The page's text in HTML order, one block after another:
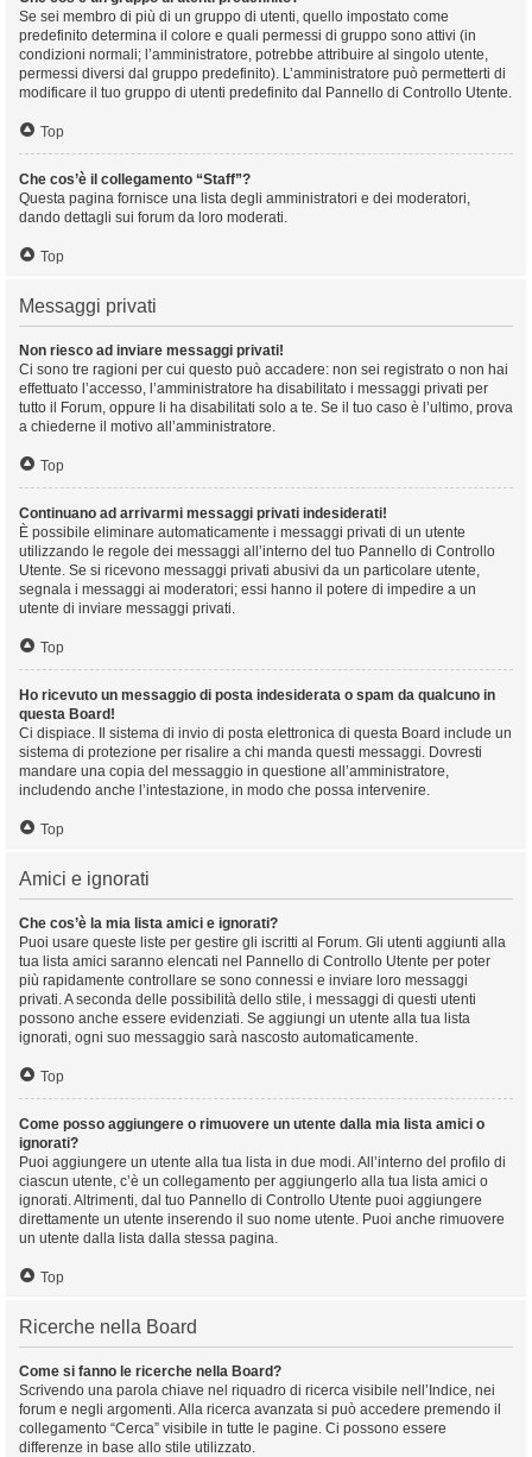
Se sei membro di più di un gruppo di utenti, quello impostato come
predefinito determina il colore e quali permessi di gruppo sono attivi (in
condizioni normali; l’amministratore, potrebbe attribuire al singolo utente,
permessi diversi dal gruppo predefinito). L’amministratore può permetterti di
modificare il tuo gruppo di utenti predefinito dal Pannello di Controllo Utente.
Top
Che cos’è il collegamento “Staff”?
Questa pagina fornisce una lista degli amministratori e dei moderatori,
dando dettagli sui forum da loro moderati.
Top
Messaggi privati
Non riesco ad inviare messaggi privati!
Ci sono tre ragioni per cui questo può accadere: non sei registrato o non hai
effettuato l’accesso, l’amministratore ha disabilitato i messaggi privati per
tutto il Forum, oppure li ha disabilitati solo a te. Se il tuo caso è l’ultimo, prova
a chiederne il motivo all’amministratore.
Top
Continuano ad arrivarmi messaggi privati indesiderati!
È possibile eliminare automaticamente i messaggi privati ​​di un utente
utilizzando le regole dei messaggi all’interno del tuo Pannello di Controllo
Utente. Se si ricevono messaggi privati ​​abusivi da un particolare utente,
segnala i messaggi ai moderatori; essi hanno il potere di impedire a un
utente di inviare messaggi privati​​.
Top
Ho ricevuto un messaggio di posta indesiderata o spam da qualcuno in
questa Board!
Ci dispiace. Il sistema di invio di posta elettronica di questa Board include un
sistema di protezione per risalire a chi manda questi messaggi. Dovresti
mandare una copia del messaggio in questione all’amministratore,
includendo anche l’intestazione, in modo che possa intervenire.
Top
Amici e ignorati
Che cos’è la mia lista amici e ignorati?
Puoi usare queste liste per gestire gli iscritti al Forum. Gli utenti aggiunti alla
tua lista amici saranno elencati nel Pannello di Controllo Utente per poter
più rapidamente controllare se sono connessi e inviare loro messaggi
privati. A seconda delle possibilità dello stile, i messaggi di questi utenti
possono anche essere evidenziati. Se aggiungi un utente alla tua lista
ignorati, ogni suo messaggio sarà nascosto automaticamente.
Top
Come posso aggiungere o rimuovere un utente dalla mia lista amici o
ignorati?
Puoi aggiungere un utente alla tua lista in due modi. All’interno del profilo di
ciascun utente, c’è un collegamento per aggiungerlo alla tua lista amici o
ignorati. Altrimenti, dal tuo Pannello di Controllo Utente puoi aggiungere
direttamente un utente inserendo il suo nome utente. Puoi anche rimuovere
un utente dalla lista dalla stessa pagina.
Top
Ricerche nella Board
Come si fanno le ricerche nella Board?
Scrivendo una parola chiave nel riquadro di ricerca visibile nell’Indice, nei
forum e negli argomenti. Alla ricerca avanzata si può accedere premendo il
collegamento “Cerca” visibile in tutte le pagine. Ci possono essere
differenze in base allo stile utilizzato.